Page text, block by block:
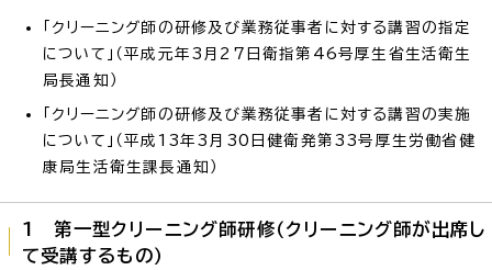
「クリーニング師の研修及び業務従事者に対する講習の指定
について」（平成元年3月27日衛指第46号厚生省生活衛生
局長通知）
「クリーニング師の研修及び業務従事者に対する講習の実施
について」（平成13年3月30日健衛発第33号厚生労働省健
康局生活衛生課長通知）
1 第一型クリーニング師研修（クリーニング師が出席し
て受講するもの）